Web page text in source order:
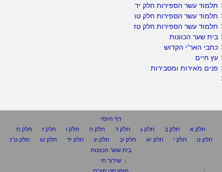
תלמוד עשר הספירות חלק יד
תלמוד עשר הספירות חלק טו
תלמוד עשר הספירות חלק טז
בית שער הכוונות
כתבי האר"י הקדוש
עץ חיים
פנים מאירות ומסבירות
דף היומי
חלק א
חלק ב חלק ג חלק ד חלק ה חלק ו חלק ז
חלק ח
חלק ט
חלק י חלק יא חלק יב חלק יג חלק יד חלק טו
חלק ט"ז
בית שער הכוונות
שידור חי